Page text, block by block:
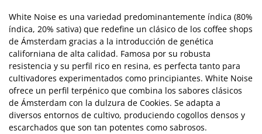
White Noise es una variedad predominantemente índica (80%
índica, 20% sativa) que redefine un clásico de los coffee shops
de Ámsterdam gracias a la introducción de genética
californiana de alta calidad. Famosa por su robusta
resistencia y su perfil rico en resina, es perfecta tanto para
cultivadores experimentados como principiantes. White Noise
ofrece un perfil terpénico que combina los sabores clásicos
de Ámsterdam con la dulzura de Cookies. Se adapta a
diversos entornos de cultivo, produciendo cogollos densos y
escarchados que son tan potentes como sabrosos.